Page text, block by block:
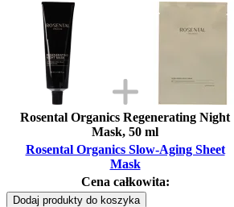
Rosental Organics Regenerating Night
Mask, 50 ml
Rosental Organics Slow-Aging Sheet
Mask
Cena całkowita:
Dodaj produkty do koszyka